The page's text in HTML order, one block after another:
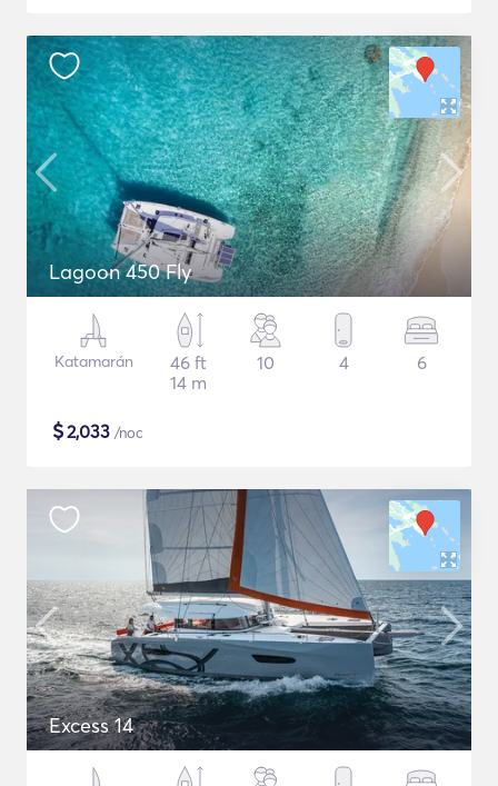
Lagoon 450 Fly
Katamarán
46 ft
14 m
10 4 6
$2,033 /noc
Excess 14